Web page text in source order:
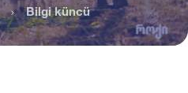
Bilgi küncü